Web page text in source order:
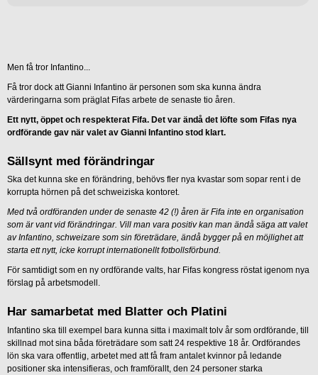
Men få tror Infantino...
Få tror dock att Gianni Infantino är personen som ska kunna ändra
värderingarna som präglat Fifas arbete de senaste tio åren.
Ett nytt, öppet och respekterat Fifa. Det var ändå det löfte som Fifas nya
ordförande gav när valet av Gianni Infantino stod klart.
Sällsynt med förändringar
Ska det kunna ske en förändring, behövs fler nya kvastar som sopar rent i de
korrupta hörnen på det schweiziska kontoret.
Med två ordföranden under de senaste 42 (!) åren är Fifa inte en organisation
som är vant vid förändringar. Vill man vara positiv kan man ändå säga att valet
av Infantino, schweizare som sin företrädare, ändå bygger på en möjlighet att
starta ett nytt, icke korrupt internationellt fotbollsförbund.
För samtidigt som en ny ordförande valts, har Fifas kongress röstat igenom nya
förslag på arbetsmodell.
Har samarbetat med Blatter och Platini
Infantino ska till exempel bara kunna sitta i maximalt tolv år som ordförande, till
skillnad mot sina båda företrädare som satt 24 respektive 18 år. Ordförandes
lön ska vara offentlig, arbetet med att få fram antalet kvinnor på ledande
positioner ska intensifieras, och framförallt, den 24 personer starka